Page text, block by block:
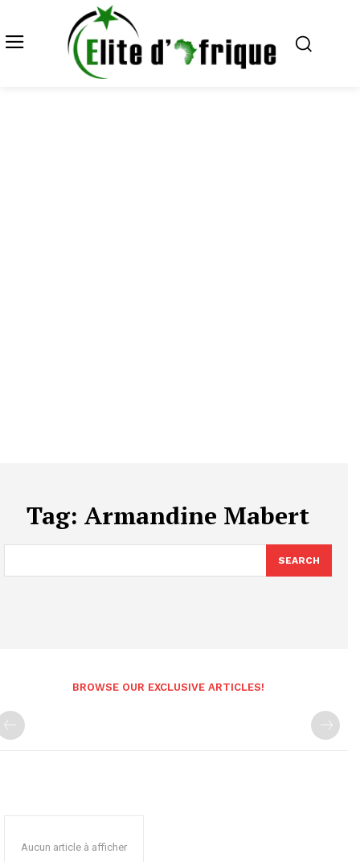
Tag: Armandine Mabert
SEARCH
BROWSE OUR EXCLUSIVE ARTICLES!
Aucun article à afficher